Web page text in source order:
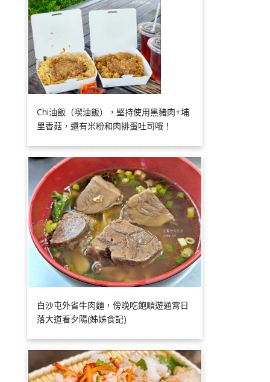
Chi油飯（喫油飯），堅持使用黑豬肉+埔
里香菇，還有米粉和肉排蛋吐司哦！
白沙屯外省牛肉麵，傍晚吃飽順遊通霄日
落大道看夕陽(姊姊食記)